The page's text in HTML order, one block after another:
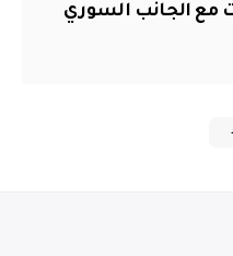
مع الجانب السوري